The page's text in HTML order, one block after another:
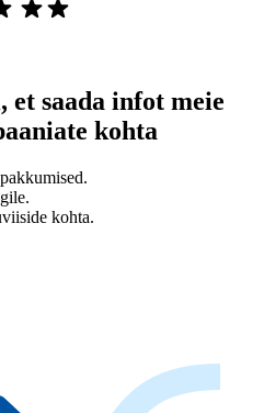
saada infot meie
kohta
kohta.